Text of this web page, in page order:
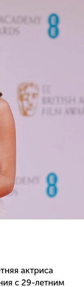
актриса
с 29-летним